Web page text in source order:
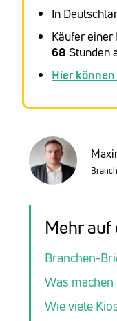
In
Käufer
68 Stunden
Hier
Mehr auf
Branchen-
Was machen
Wie viele